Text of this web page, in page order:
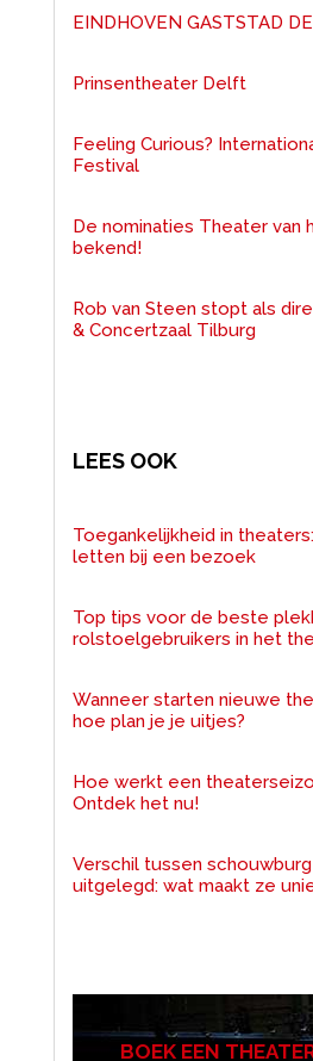
EINDHOVEN GASTSTAD
Prinsentheater Delft
Feeling Curious?
Festival
De nominaties Theater van
bekend!
Rob van Steen stopt als
& Concertzaal Tilburg
LEES OOK
Toegankelijkheid in
letten bij een bezoek
Top tips voor de beste
rolstoelgebruikers in het
Wanneer starten nieuwe
hoe plan je je uitjes?
Hoe werkt een
Ontdek het nu!
Verschil tussen
uitgelegd: wat maakt ze
BOEK EEN